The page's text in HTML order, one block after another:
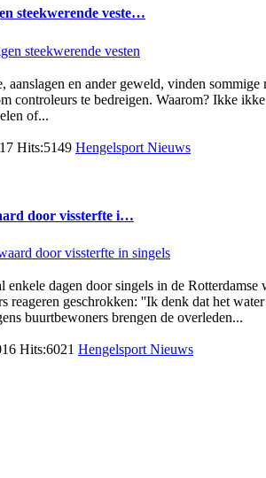
steekwerende veste…
aanslagen en ander geweld, vinden sommige
controleurs te bedreigen. Waarom? Ikke
of...
Hits:5149 Hengelsport Nieuws
door vissterfte i…
enkele dagen door singels in de Rotterdamse
reageren geschrokken: ''Ik denk dat het
buurtbewoners brengen de overleden...
Hits:6021 Hengelsport Nieuws